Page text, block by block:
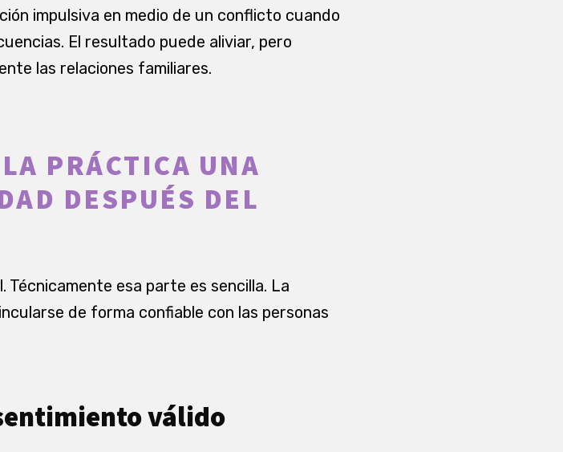
impulsiva en medio de un conflicto cuando
El resultado puede aliviar, pero
las relaciones familiares.
PRÁCTICA UNA
DESPUÉS DEL
esa parte es sencilla. La
de forma confiable con las personas
válido